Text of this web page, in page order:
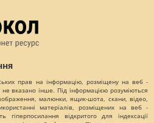
прав на інформацію, розміщену на веб -
вказано інше. Під інформацією розуміються
малюнки, ящик-шота, скани, відео,
матеріалів, розміщених на веб -
гіперпосилання відкритого для індексації